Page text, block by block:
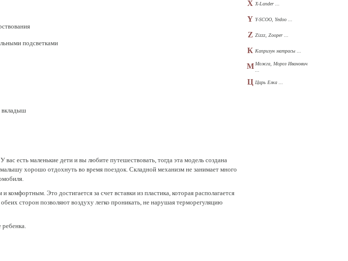
подсветками
вкладыш
У вас есть маленькие дети и вы любите путешествовать, тогда эта модель создана
хорошо отдохнуть во время поездок. Складной механизм не занимает много
Это достигается за счет вставки из пластика, которая располагается
сторон позволяют воздуху легко проникать, не нарушая терморегуляцию
ребенка.
X X-Lander ...
Y Y-SCOO, Yedoo ...
Z Zizzz, Zooper ...
К Капризун матрасы ...
М Можга, Мороз Иванович
Ц Царь Елка ...